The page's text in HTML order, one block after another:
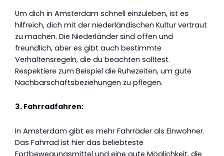
Um dich in Amsterdam schnell einzuleben, ist es
hilfreich, dich mit der niederländischen Kultur vertraut
zu machen. Die Niederländer sind offen und
freundlich, aber es gibt auch bestimmte
Verhaltensregeln, die du beachten solltest.
Respektiere zum Beispiel die Ruhezeiten, um gute
Nachbarschaftsbeziehungen zu pflegen.
3. Fahrradfahren:
In Amsterdam gibt es mehr Fahrräder als Einwohner.
Das Fahrrad ist hier das beliebteste
Fortbewegungsmittel und eine gute Möglichkeit, die